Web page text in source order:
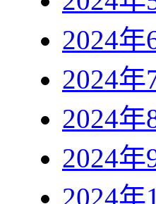
2024
2024
2024
2024
2024